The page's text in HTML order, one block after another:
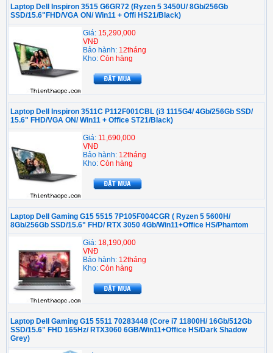
Laptop Dell Inspiron 3515 G6GR72 (Ryzen 5 3450U/ 8Gb/256Gb
SSD/15.6"FHD/VGA ON/ Win11 + Offi HS21/Black)
Giá: 15,290,000
VNĐ
Bảo hành: 12tháng
Kho: Còn hàng
Laptop Dell Inspiron 3511C P112F001CBL (i3 1115G4/ 4Gb/256Gb SSD/
15.6" FHD/VGA ON/ Win11 + Office ST21/Black)
Giá: 11,690,000
VNĐ
Bảo hành: 12tháng
Kho: Còn hàng
Laptop Dell Gaming G15 5515 7P105F004CGR ( Ryzen 5 5600H/
8Gb/256Gb SSD/15.6" FHD/ RTX 3050 4Gb/Win11+Office HS/Phantom
Giá: 18,190,000
VNĐ
Bảo hành: 12tháng
Kho: Còn hàng
Laptop Dell Gaming G15 5511 70283448 (Core i7 11800H/ 16Gb/512Gb
SSD/15.6" FHD 165Hz/ RTX3060 6GB/Win11+Office HS/Dark Shadow
Grey)